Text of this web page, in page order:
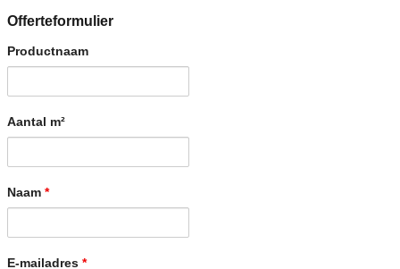
Offerteformulier
Productnaam
Aantal m²
Naam *
E-mailadres *